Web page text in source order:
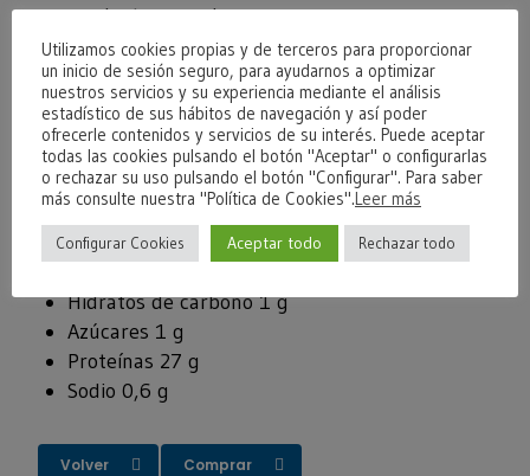
productos curados.
Información Nutricional (por cada 100 gr)
Energía 1845 Kj (445 kcal)
Grasas 37 g
Grasas saturadas 26 g
Grasas mono-insaturadas 10 g
Hidratos de carbono 1 g
Azúcares 1 g
Proteínas 27 g
Sodio 0,6 g
Volver Comprar
Utilizamos cookies propias y de terceros para proporcionar
un inicio de sesión seguro, para ayudarnos a optimizar
nuestros servicios y su experiencia mediante el análisis
estadístico de sus hábitos de navegación y así poder
ofrecerle contenidos y servicios de su interés. Puede aceptar
todas las cookies pulsando el botón "Aceptar" o configurarlas
o rechazar su uso pulsando el botón "Configurar". Para saber
más consulte nuestra "Política de Cookies".Leer más
Configurar Cookies Aceptar todo Rechazar todo